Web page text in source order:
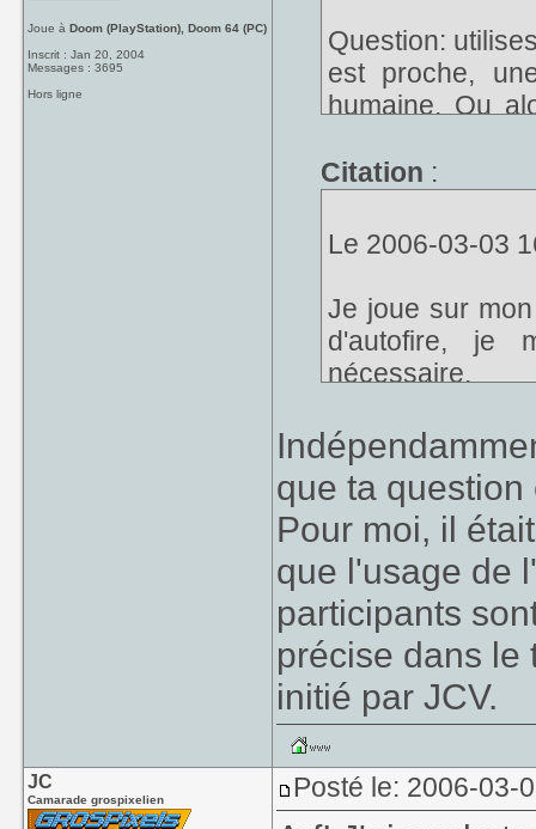
Joue àDoom (PlayStation), Doom 64 (PC)
Inscrit : Jan 20, 2004
Messages : 3695
Hors ligne
Question:
est proche,
humaine. Ou
Citation :
Le 2006-03-03
Je joue sur
d'autofire, je
nécessaire.
que ta
Pour moi, il
que l'usage de
participants
précise dans
initié par JCV.
JC
Camarade grospixelien Posté le: 2006-03-